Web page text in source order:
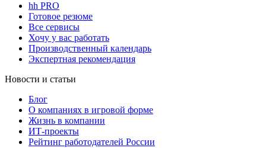
hh PRO
Готовое резюме
Все сервисы
Хочу у вас работать
Производственный календарь
Экспертная рекомендация
Новости и статьи
Блог
О компаниях в игровой форме
Жизнь в компании
ИТ-проекты
Рейтинг работодателей России